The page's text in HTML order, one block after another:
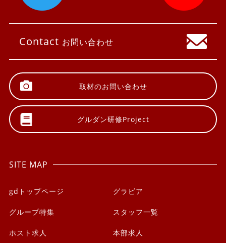
Contact お問い合わせ
取材のお問い合わせ
グルダン研修Project
SITE MAP
gdトップページ グラビア
グループ特集 スタッフ一覧
ホスト求人 本部求人